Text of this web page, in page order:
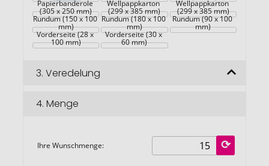
Papierbanderole
(305 x 250 mm)
Wellpappkarton
(299 x 385 mm)
Wellpappkarton
(299 x 385 mm)
Rundum (150 x 100
mm)
Rundum (180 x 100
mm)
Rundum (90 x 100
mm)
Vorderseite (28 x
100 mm)
Vorderseite (30 x
60 mm)
3. Veredelung
4. Menge
Ihre Wunschmenge: